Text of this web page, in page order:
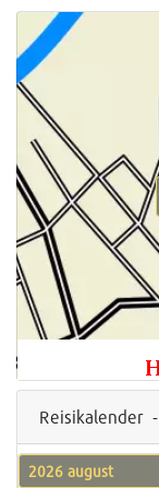
Reisikalender
2026 august